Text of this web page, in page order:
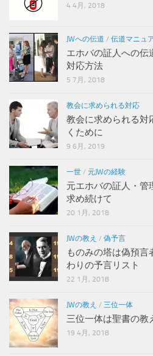
4 4月, 2018
JWへの伝道 / 伝道マニュ
エホバの証人への
対応方法
5 7月, 2018
教会に求められる対応
教会に求められる
くために
9 6月, 2019
一世 / 元JWの経験
元エホバの証人・管
求め続けて
20 1月, 2018
JWの教え / 偽予言
ものみの塔は偽預
わりの予言リスト
22 1月, 2018
JWの教え / 三位一体
三位一体は聖書の
19 4月, 2018